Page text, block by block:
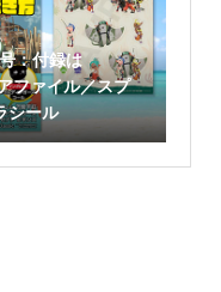
：付録は
ファイル／スプ
シール